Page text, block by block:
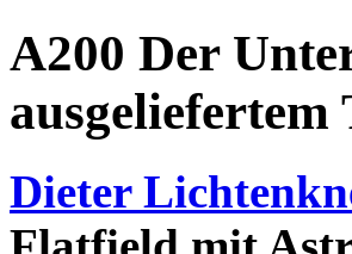
A200 Der
ausgeliefertem
Dieter